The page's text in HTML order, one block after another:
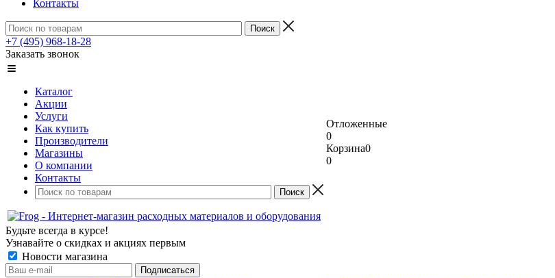
Контакты
+7 (495) 968-18-28
Заказать звонок
Каталог
Акции
Услуги
Как купить
Производители
Магазины
О компании
Контакты
Отложенные
0
Корзина0
0
Будьте всегда в курсе!
Узнавайте о скидках и акциях первым
Новости магазина